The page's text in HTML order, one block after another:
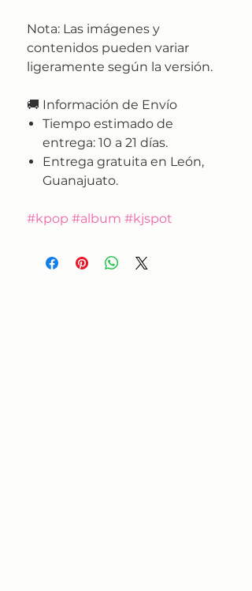
Nota: Las imágenes y
contenidos pueden variar
ligeramente según la versión.
🚚 Información de Envío
Tiempo estimado de
entrega: 10 a 21 días.
Entrega gratuita en León,
Guanajuato.
#kpop #album #kjspot